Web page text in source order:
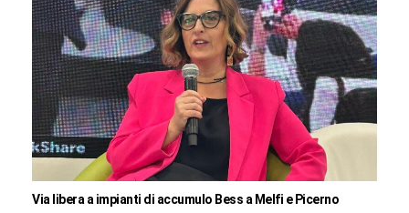
Via libera a impianti di accumulo Bess a Melfi e Picerno